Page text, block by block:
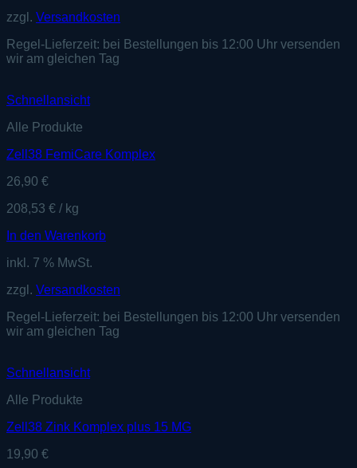
zzgl. Versandkosten
Regel-Lieferzeit: bei Bestellungen bis 12:00 Uhr versenden
wir am gleichen Tag
Schnellansicht
Alle Produkte
Zell38 FemiCare Komplex
26,90 €
208,53 € / kg
In den Warenkorb
inkl. 7 % MwSt.
zzgl. Versandkosten
Regel-Lieferzeit: bei Bestellungen bis 12:00 Uhr versenden
wir am gleichen Tag
Schnellansicht
Alle Produkte
Zell38 Zink Komplex plus 15 MG
19,90 €